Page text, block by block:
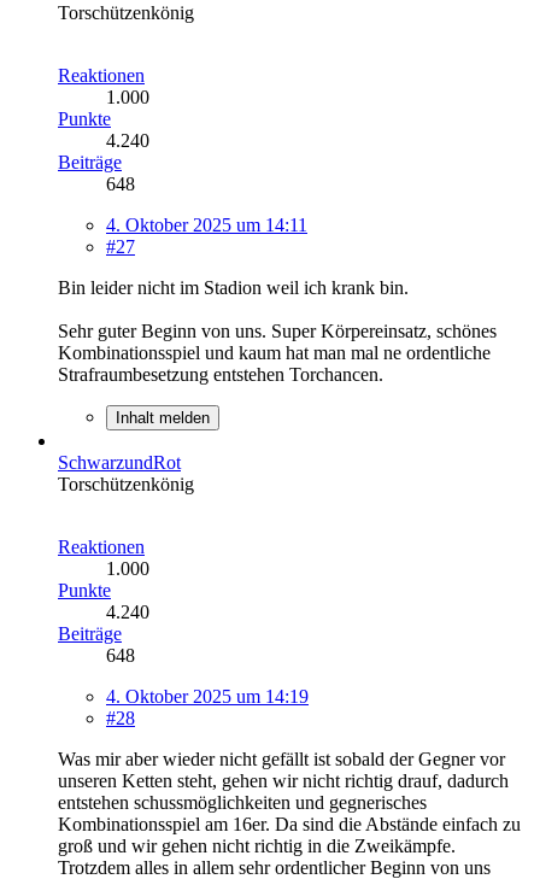
Torschützenkönig
Reaktionen
1.000
Punkte
4.240
Beiträge
648
4. Oktober 2025 um 14:11
#27
Bin leider nicht im Stadion weil ich krank bin.
Sehr guter Beginn von uns. Super Körpereinsatz, schönes
Kombinationsspiel und kaum hat man mal ne ordentliche
Strafraumbesetzung entstehen Torchancen.
Inhalt melden
SchwarzundRot
Torschützenkönig
Reaktionen
1.000
Punkte
4.240
Beiträge
648
4. Oktober 2025 um 14:19
#28
Was mir aber wieder nicht gefällt ist sobald der Gegner vor
unseren Ketten steht, gehen wir nicht richtig drauf, dadurch
entstehen schussmöglichkeiten und gegnerisches
Kombinationsspiel am 16er. Da sind die Abstände einfach zu
groß und wir gehen nicht richtig in die Zweikämpfe.
Trotzdem alles in allem sehr ordentlicher Beginn von uns